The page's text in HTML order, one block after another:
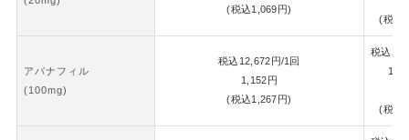
(税込1,069円)
(税込
アバナフィル
(100mg)
税込 12,672円/1回
1,152円
(税込1,267円)
税込
1錠
(税込